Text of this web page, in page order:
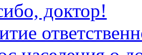
доктор!